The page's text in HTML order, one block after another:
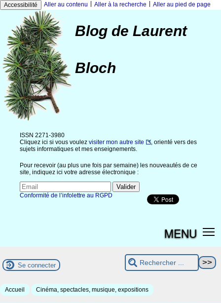
Accessibilité Aller au contenu Aller à la recherche Aller au pied de page
Blog de Laurent
Bloch
ISSN 2271-3980
Cliquez ici si vous voulez visiter mon autre site
, orienté vers des
sujets informatiques et mes enseignements.
Pour recevoir (au plus une fois par semaine) les nouveautés de ce
site, indiquez ici votre adresse électronique :
Conformité de l’infolettre au RGPD
MENU
Se connecter
Accueil Cinéma, spectacles, musique, expositions